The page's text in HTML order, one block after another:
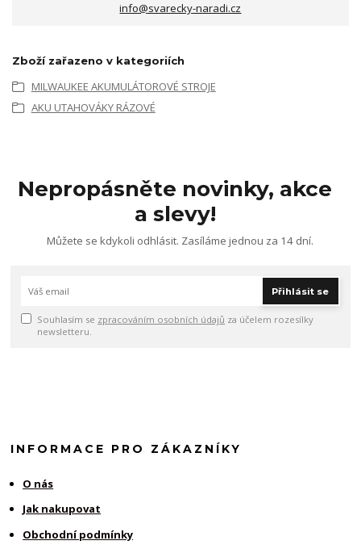
info@svarecky-naradi.cz
Zboží zařazeno v kategoriích
MILWAUKEE AKUMULÁTOROVÉ STROJE
AKU UTAHOVÁKY RÁZOVÉ
Nepropásněte novinky, akce
a slevy!
Můžete se kdykoli odhlásit. Zasíláme jednou za 14 dní.
Přihlásit se
Souhlasím se zpracováním osobních údajů za účelem rozesílky
newsletteru.
INFORMACE PRO ZÁKAZNÍKY
O nás
Jak nakupovat
Obchodní podmínky